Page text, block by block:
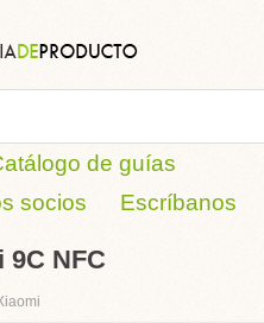
de guías
socios Escríbanos
9C NFC